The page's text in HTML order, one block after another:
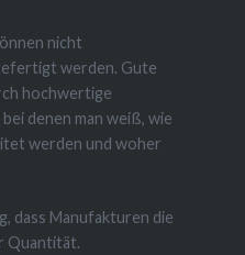
nicht
werden. Gute
hochwertige
denen man weiß, wie
werden und woher
dass Manufakturen die
Quantität.